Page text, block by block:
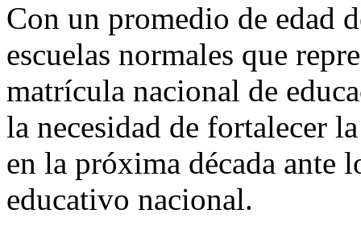
Con un promedio de edad
escuelas normales que
matrícula nacional de
la necesidad de fortalecer
en la próxima década ante
educativo nacional.